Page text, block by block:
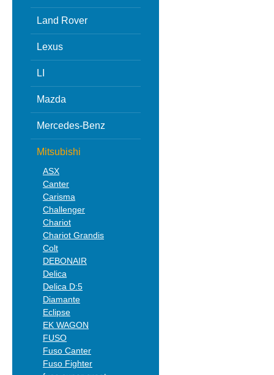
Land Rover
Lexus
LI
Mazda
Mercedes-Benz
Mitsubishi
ASX
Canter
Carisma
Challenger
Chariot
Chariot Grandis
Colt
DEBONAIR
Delica
Delica D:5
Diamante
Eclipse
EK WAGON
FUSO
Fuso Canter
Fuso Fighter